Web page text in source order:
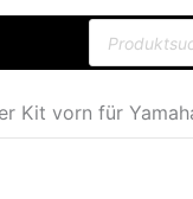
Products
search
Kit vorn für